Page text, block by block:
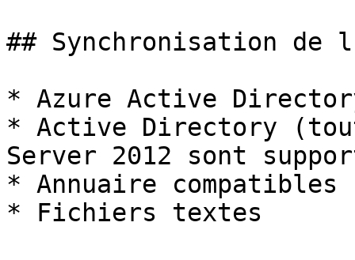
## Synchronisation de
* Azure Active
* Active Directory
Server 2012 sont
* Annuaire compatibles